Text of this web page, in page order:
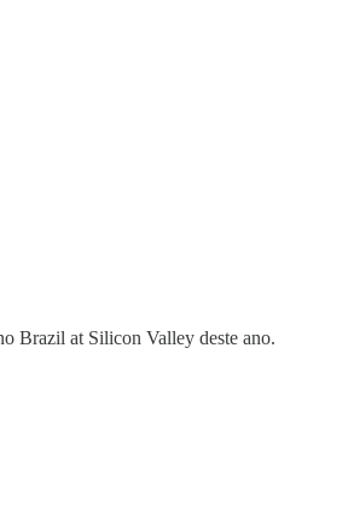
Brazil at Silicon Valley deste ano.